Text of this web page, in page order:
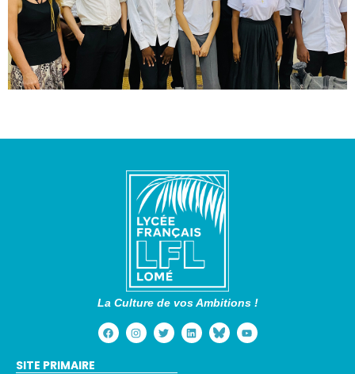
La Culture de vos Ambitions !
SITE PRIMAIRE